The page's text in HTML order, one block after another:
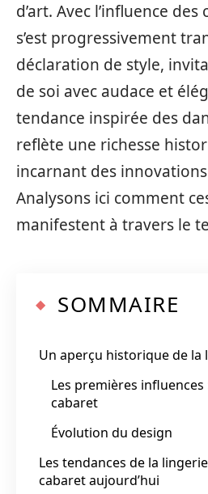
d’art. Avec l’influence
s’est progressivement
déclaration de style,
de soi avec audace et
tendance inspirée des
reflète une richesse
incarnant des
Analysons ici comment
manifestent à travers le
SOMMAIRE
Un aperçu historique de la
Les premières influences
cabaret
Évolution du design
Les tendances de la
cabaret aujourd’hui